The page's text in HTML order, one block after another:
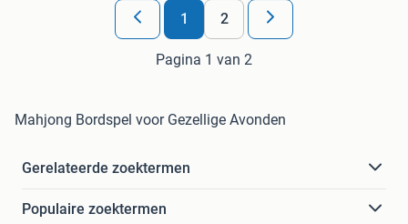
1 2
Pagina 1 van 2
Mahjong Bordspel voor Gezellige Avonden
Gerelateerde zoektermen
Populaire zoektermen